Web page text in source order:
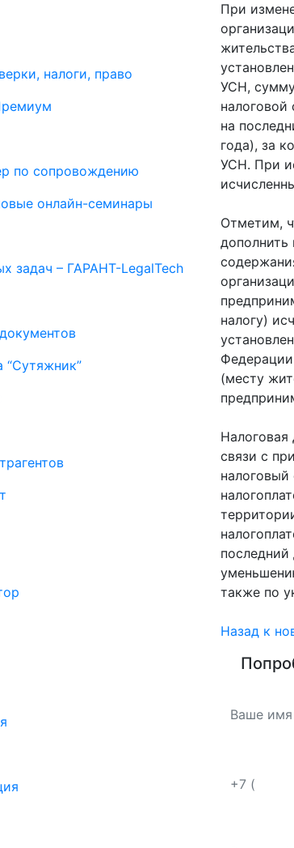
налоги, право
по сопровождению
онлайн-семинары
задач – ГАРАНТ-LegalTech
“Сутяжник”
При
УСН, сумму
налоговой
на
года), за
УСН. При
Отметим,
налогу)
(месту
Налоговая
связи с
последний
также по
Назад к